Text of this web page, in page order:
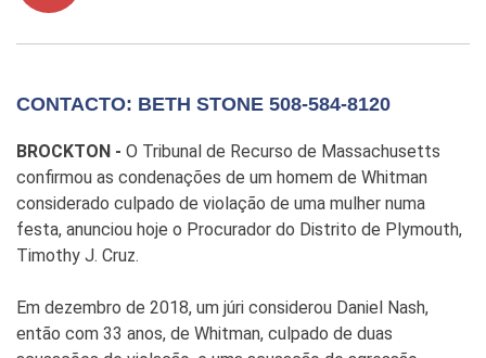
CONTACTO: BETH STONE 508-584-8120
BROCKTON - O Tribunal de Recurso de Massachusetts
confirmou as condenações de um homem de Whitman
considerado culpado de violação de uma mulher numa
festa, anunciou hoje o Procurador do Distrito de Plymouth,
Timothy J. Cruz.
Em dezembro de 2018, um júri considerou Daniel Nash,
então com 33 anos, de Whitman, culpado de duas